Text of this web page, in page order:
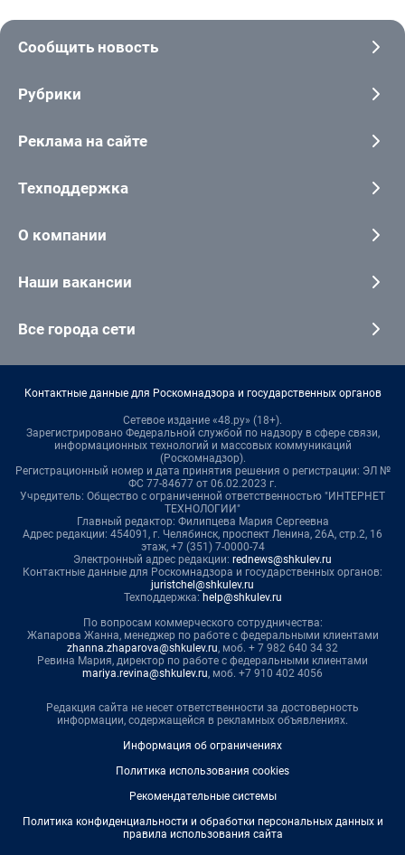
Сообщить новость
Рубрики
Реклама на сайте
Техподдержка
О компании
Наши вакансии
Все города сети
Контактные данные для Роскомнадзора и государственных органов
Сетевое издание «48.ру» (18+).
Зарегистрировано Федеральной службой по надзору в сфере связи,
информационных технологий и массовых коммуникаций
(Роскомнадзор).
Регистрационный номер и дата принятия решения о регистрации: ЭЛ №
ФС 77-84677 от 06.02.2023 г.
Учредитель: Общество с ограниченной ответственностью "ИНТЕРНЕТ
ТЕХНОЛОГИИ"
Главный редактор: Филипцева Мария Сергеевна
Адрес редакции: 454091, г. Челябинск, проспект Ленина, 26А, стр.2, 16
этаж, +7 (351) 7-0000-74
Электронный адрес редакции: rednews@shkulev.ru
Контактные данные для Роскомнадзора и государственных органов:
juristchel@shkulev.ru
Техподдержка: help@shkulev.ru
По вопросам коммерческого сотрудничества:
Жапарова Жанна, менеджер по работе с федеральными клиентами
zhanna.zhaparova@shkulev.ru, моб. + 7 982 640 34 32
Ревина Мария, директор по работе с федеральными клиентами
mariya.revina@shkulev.ru, моб. +7 910 402 4056
Редакция сайта не несет ответственности за достоверность
информации, содержащейся в рекламных объявлениях.
Информация об ограничениях
Политика использования cookies
Рекомендательные системы
Политика конфиденциальности и обработки персональных данных и
правила использования сайта